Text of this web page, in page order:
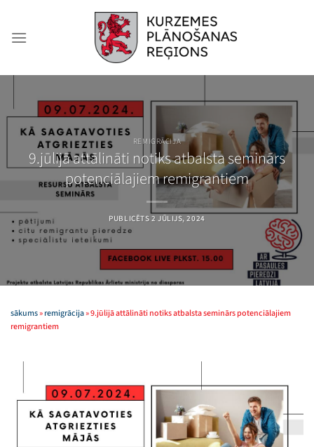
content
REMIGRĀCIJA
9.jūlijā attālināti notiks atbalsta seminārs
potenciālajiem remigrantiem
PUBLICĒTS 2 JŪLIJS, 2024
sākums»remigrācija»9.jūlijā attālināti notiks atbalsta seminārs potenciālajiem
remigrantiem